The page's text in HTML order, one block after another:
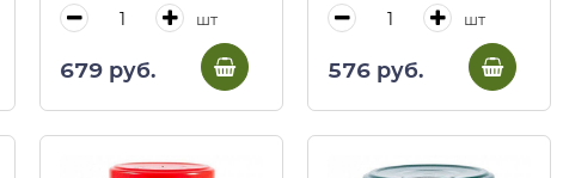
шт
679 руб.
шт
576 руб.